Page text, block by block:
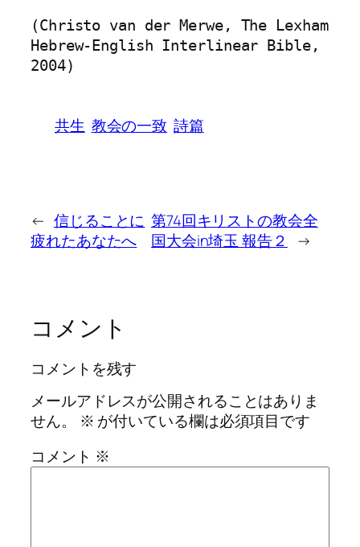
(Christo van der Merwe, The Lexham
Hebrew-English Interlinear Bible,
2004)
共生 教会の一致 詩篇
← 信じることに
疲れたあなたへ
第74回キリストの教会全
国大会in埼玉 報告２
→
コメント
コメントを残す
メールアドレスが公開されることはありま
せん。
※ が付いている欄は必須項目です
コメント ※